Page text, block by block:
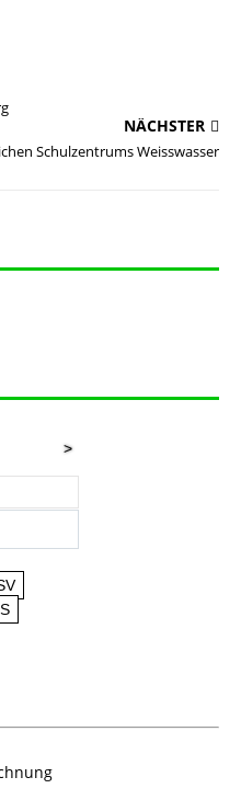
NÄCHSTER
Schulzentrums Weisswasser
>